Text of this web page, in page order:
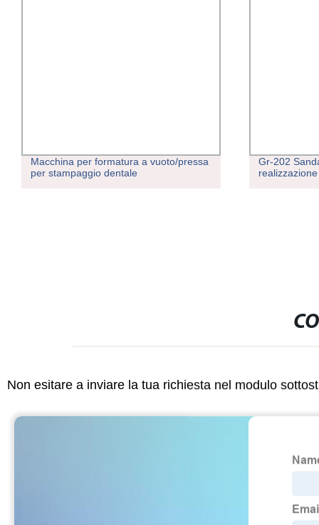
Macchina per formatura a vuoto/pressa
per stampaggio dentale
Gr-202
Non esitare a inviare la tua richiesta nel modulo